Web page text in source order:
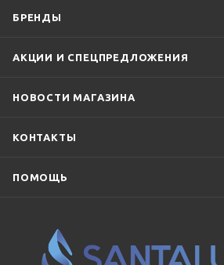
Viega
БРЕНДЫ
АКЦИИ И СПЕЦПРЕДЛОЖЕНИЯ
НОВОСТИ МАГАЗИНА
КОНТАКТЫ
ПОМОЩЬ